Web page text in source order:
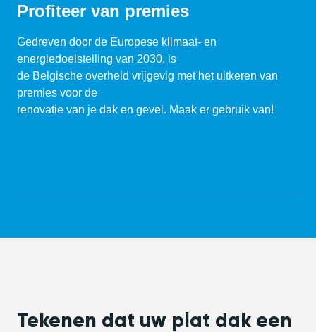
Profiteer van premies
Gedreven door de Europese klimaat- en
energiedoelstelling van 2030, is
de Belgische overheid vrijgevig met het uitkeren van
premies voor de
renovatie van je dak en gevel. Maak er gebruik van!
Tekenen dat uw plat dak een